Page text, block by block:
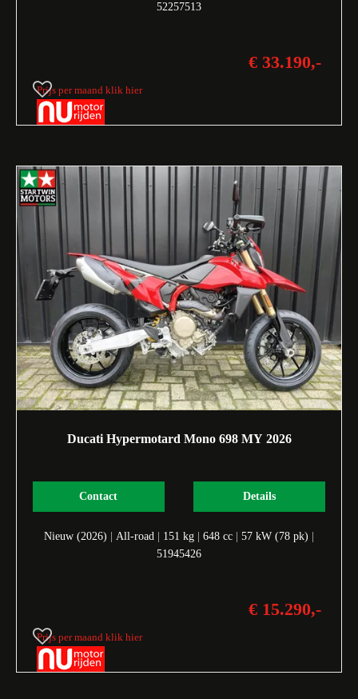
52257513
€ 33.190,-
Prijs per maand klik hier
Ducati Hypermotard Mono 698 MY 2026
Details
Contact
Nieuw (2026) | All-road | 151 kg | 648 cc | 57 kW (78 pk) |
51945426
€ 15.290,-
Prijs per maand klik hier